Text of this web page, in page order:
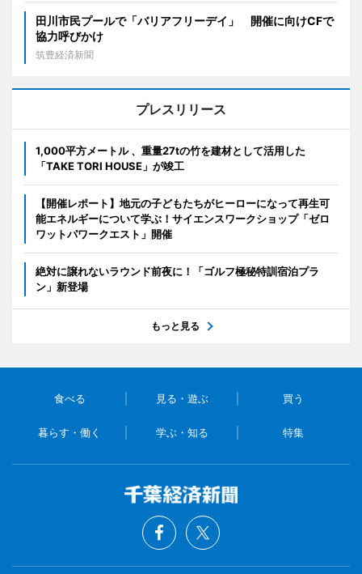
田川市民プールで「バリアフリーデイ」 開催に向けCFで
協力呼びかけ
筑豊経済新聞
プレスリリース
1,000平方メートル 、重量27tの竹を建材として活用した
「TAKE TORI HOUSE」が竣工
【開催レポート】地元の子どもたちがヒーローになって再生可
能エネルギーについて学ぶ！サイエンスワークショップ「ゼロ
ワットパワークエスト」開催
絶対に譲れないラウンド前夜に！「ゴルフ極秘特訓宿泊プラ
ン」新登場
もっと見る
食べる 見る・遊ぶ 買う
暮らす・働く 学ぶ・知る 特集